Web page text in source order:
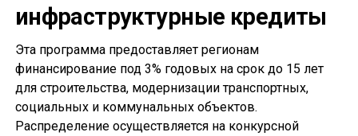
инфраструктурные кредиты
Эта программа предоставляет регионам
финансирование под 3% годовых на срок до 15 лет
для строительства, модернизации транспортных,
социальных и коммунальных объектов.
Распределение осуществляется на конкурсной